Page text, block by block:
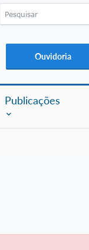
Ouvidoria
Publicações